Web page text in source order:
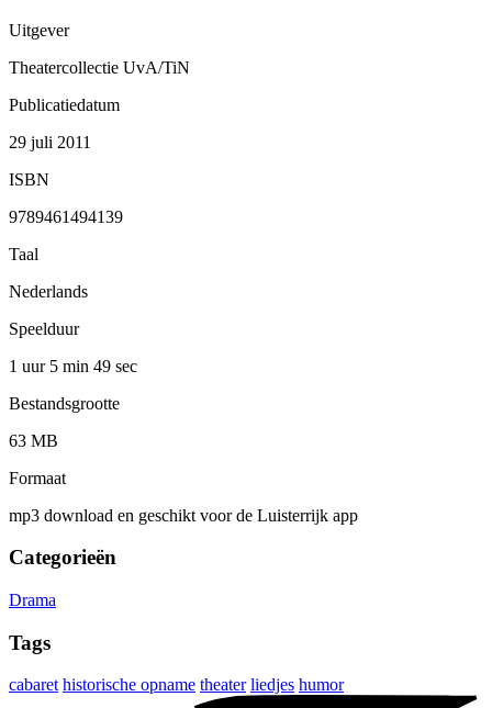
Uitgever
Theatercollectie UvA/TiN
Publicatiedatum
29 juli 2011
ISBN
9789461494139
Taal
Nederlands
Speelduur
1 uur 5 min 49 sec
Bestandsgrootte
63 MB
Formaat
mp3 download en geschikt voor de Luisterrijk app
Categorieën
Drama
Tags
cabaret historische opname theater liedjes humor